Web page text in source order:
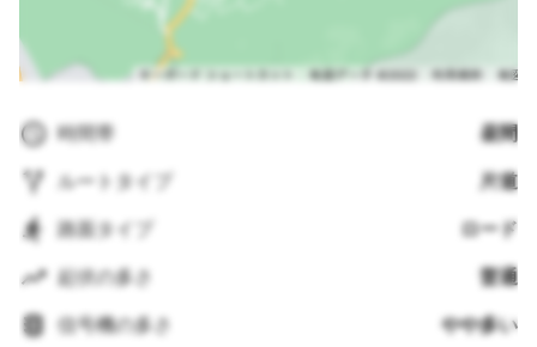
時間帯 昼間
ルートタイプ 片道
路面タイプ ロード
起伏の多さ 普通
信号機の多さ やや多い